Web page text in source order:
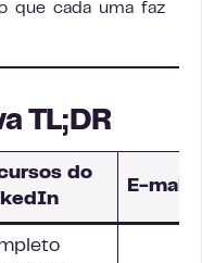
que cada uma faz
TL;DR
do
E-mail